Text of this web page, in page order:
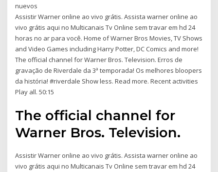
nuevos
Assistir Warner online ao vivo grátis. Assista warner online ao
vivo grátis aqui no Multicanais Tv Online sem travar em hd 24
horas no ar para você. Home of Warner Bros Movies, TV Shows
and Video Games including Harry Potter, DC Comics and more!
The official channel for Warner Bros. Television. Erros de
gravação de Riverdale da 3ª temporada! Os melhores bloopers
da história! #riverdale Show less. Read more. Recent activities
Play all. 50:15
The official channel for
Warner Bros. Television.
Assistir Warner online ao vivo grátis. Assista warner online ao
vivo grátis aqui no Multicanais Tv Online sem travar em hd 24